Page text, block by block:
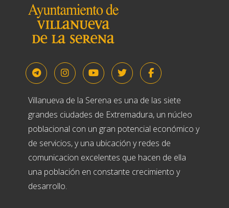
Villanueva de la Serena es una de las siete
grandes ciudades de Extremadura, un núcleo
poblacional con un gran potencial económico y
de servicios, y una ubicación y redes de
comunicacion excelentes que hacen de ella
una población en constante crecimiento y
desarrollo.